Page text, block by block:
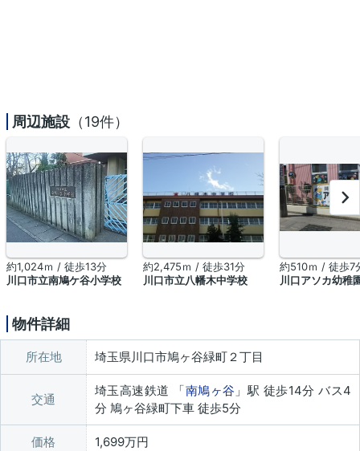
周辺施設 （19件）
約1,024ｍ / 徒歩13分
川口市立南鳩ケ谷小学校
約2,475ｍ / 徒歩31分
川口市立八幡木中学校
約510ｍ / 徒歩7
川口アソカ幼稚
物件詳細
所在地 埼玉県川口市鳩ヶ谷緑町２丁目
交通
埼玉高速鉄道 「南鳩ヶ谷 」駅 徒歩14分 バス4
分 鳩ヶ谷緑町下車 徒歩5分
価格 1,699万円